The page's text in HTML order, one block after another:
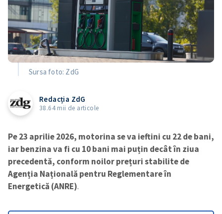
Sursa foto: ZdG
Redacția ZdG
38.64 mii de articole
Pe 23 aprilie 2026, motorina se va ieftini cu 22 de bani,
iar benzina va fi cu 10 bani mai puțin decât în ziua
precedentă, conform noilor prețuri stabilite de
Agenția Națională pentru Reglementare în
Energetică (ANRE).